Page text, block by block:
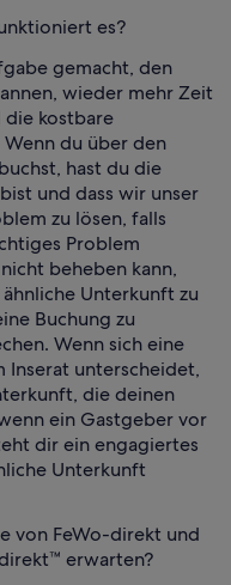
es?
gemacht, den
wieder mehr Zeit
kostbare
du über den
buchst, hast du die
und dass wir unser
zu lösen, falls
Problem
beheben kann,
Unterkunft zu
Buchung zu
Wenn sich eine
Inserat unterscheidet,
die deinen
ein Gastgeber vor
dir ein engagiertes
Unterkunft
von FeWo-direkt und
erwarten?